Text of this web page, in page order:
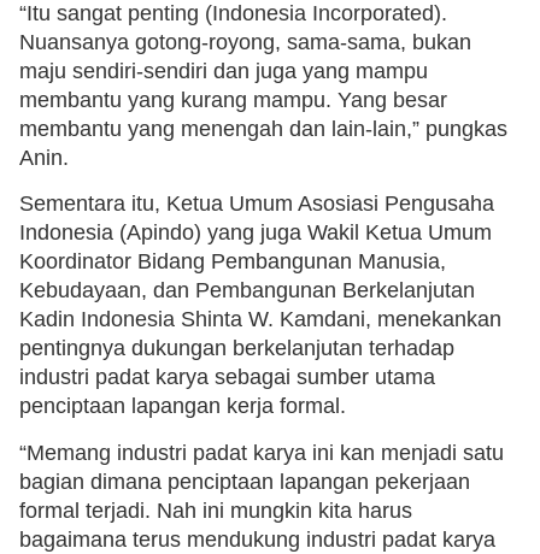
“Itu sangat penting (Indonesia Incorporated).
Nuansanya gotong-royong, sama-sama, bukan
maju sendiri-sendiri dan juga yang mampu
membantu yang kurang mampu. Yang besar
membantu yang menengah dan lain-lain,” pungkas
Anin.
Sementara itu, Ketua Umum Asosiasi Pengusaha
Indonesia (Apindo) yang juga Wakil Ketua Umum
Koordinator Bidang Pembangunan Manusia,
Kebudayaan, dan Pembangunan Berkelanjutan
Kadin Indonesia Shinta W. Kamdani, menekankan
pentingnya dukungan berkelanjutan terhadap
industri padat karya sebagai sumber utama
penciptaan lapangan kerja formal.
“Memang industri padat karya ini kan menjadi satu
bagian dimana penciptaan lapangan pekerjaan
formal terjadi. Nah ini mungkin kita harus
bagaimana terus mendukung industri padat karya